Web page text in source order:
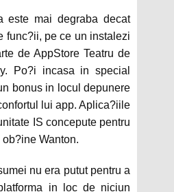
este mai degraba decat
func?ii, pe ce un instalezi
de AppStore Teatru de
Po?i incasa in special
bonus in locul depunere
lui app. Aplica?iile
IS concepute pentru
Wanton.
nu era putut pentru a
in loc de niciun